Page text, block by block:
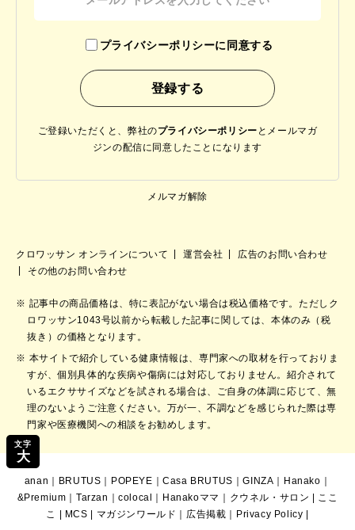
文字
大
プライバシーポリシーに同意する
ご登録いただくと、弊社のプライバシーポリシー と メールマガ
ジンの配信に同意したことになります
メルマガ解除
クロワッサン オンラインについて 運営会社
広告のお問い合わせ
その他のお問い合わせ
記事中の商品価格は、特に表記がない場合は税込価格です。ただしク
ロワッサン1043号以前から転載した記事に関しては、本体のみ（税
抜き）の価格となります。
本サイトで紹介している健康情報は、専門家への取材を行っておりま
すが、個別具体的な疾病や傷病には対応しておりません。紹介されて
いるエクササイズなどを試される場合は、ご自身の体調に応じて、無
理のないようご注意ください。万が一、不調などを感じられた際は専
門家や医療機関への相談をお勧めします。
anan ｜ BRUTUS ｜ POPEYE ｜Casa BRUTUS ｜GINZA ｜ Hanako ｜
&Premium ｜Tarzan ｜colocal ｜ Hanakoママ ｜ クウネル・サロン | ここ
こ
| MCS | マガジンワールド ｜ 広告掲載 ｜ Privacy Policy |